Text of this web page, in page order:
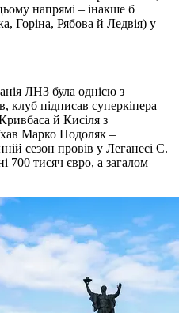
напрямі – інакше б
Горіна, Рябова й Ледвія) у
ЛНЗ була однією з
клуб підписав суперкіпера
й Кисіля з
Марко Подоляк –
сезон провів у Леганесі С.
700 тисяч євро, а загалом